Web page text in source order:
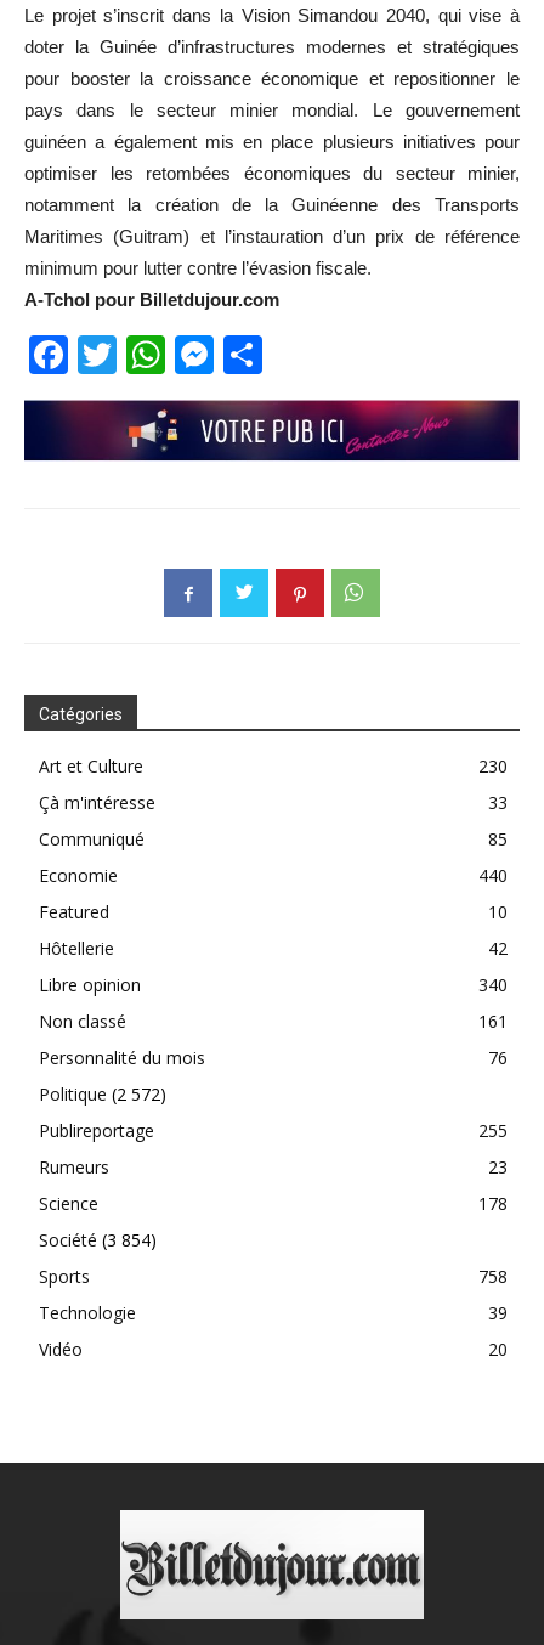
Le projet s’inscrit dans la Vision Simandou 2040, qui vise à
doter la Guinée d’infrastructures modernes et stratégiques
pour booster la croissance économique et repositionner le
pays dans le secteur minier mondial. Le gouvernement
guinéen a également mis en place plusieurs initiatives pour
optimiser les retombées économiques du secteur minier,
notamment la création de la Guinéenne des Transports
Maritimes (Guitram) et l’instauration d’un prix de référence
minimum pour lutter contre l’évasion fiscale.
A-Tchol pour Billetdujour.com
Facebook
TwitterWhatsApp
Messenger
Catégories
Art et Culture
230
Çà m'intéresse
33
Communiqué
85
Economie
440
Featured
10
Hôtellerie
42
Libre opinion
340
Non classé
161
Personnalité du mois
76
Politique (2 572)
Publireportage
255
Rumeurs
23
Science
178
Société (3 854)
Sports
758
Technologie
39
Vidéo
20